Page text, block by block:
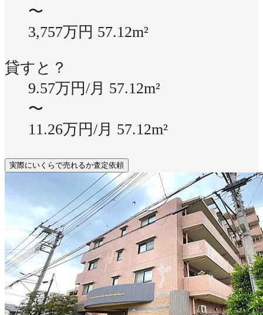
〜
3,757万円 57.12m²
貸すと？
9.57万円/月 57.12m²
〜
11.26万円/月 57.12m²
実際にいくらで売れるか査定依頼